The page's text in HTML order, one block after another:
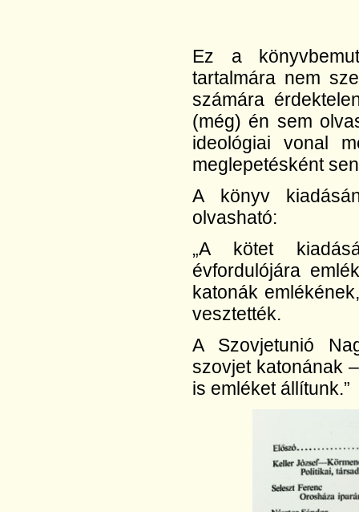
Ez a
tartalmára nem
számára
(még) én sem
ideológiai vonal
meglepetésként
A könyv
olvasható:
„A kötet
évfordulójára
katonák
vesztették.
A Szovjetunió
szovjet katonának
is emléket állítunk.”